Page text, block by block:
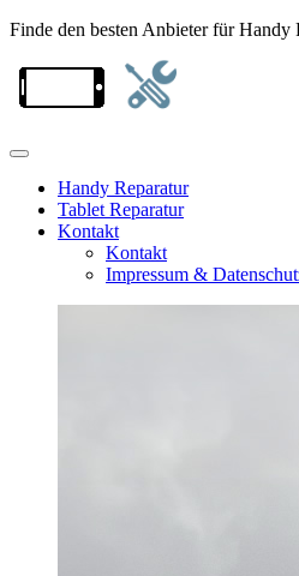
Finde den besten Anbieter für Handy
Handy Reparatur
Tablet Reparatur
Kontakt
Kontakt
Impressum &